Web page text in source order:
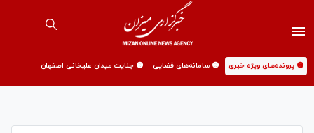
🟡 پرونده‌های ویژه خبری 🟡 سامانه‌های قضایی 🟡 جنایت میدان علیخانی اصفهان